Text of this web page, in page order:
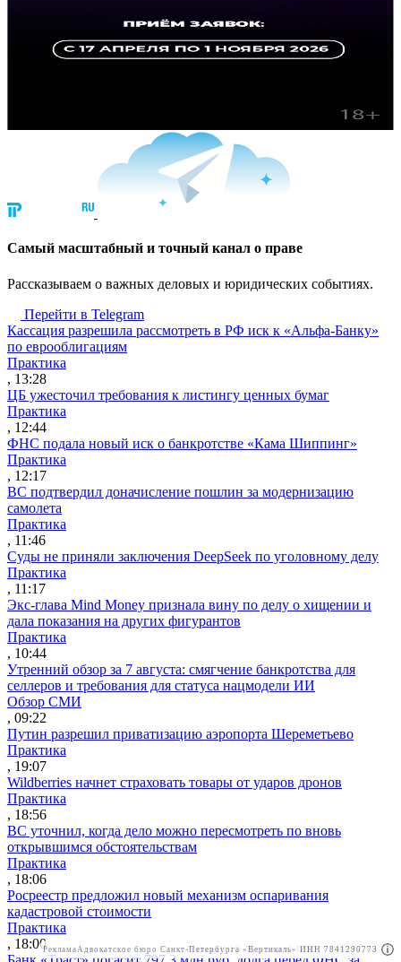
РекламаООО "Право.ру" ИНН: 7704835288
Cамый масштабный и точный канал о праве
Рассказываем о важных деловых и юридических событиях.
Перейти в Telegram
Кассация разрешила рассмотреть в РФ иск к «Альфа-Банку»
по еврооблигациям
Практика
, 13:28
ЦБ ужесточил требования к листингу ценных бумаг
Практика
, 12:44
ФНС подала новый иск о банкротстве «Кама Шиппинг»
Практика
, 12:17
ВС подтвердил доначисление пошлин за модернизацию
самолета
Практика
, 11:46
Суды не приняли заключения DeepSeek по уголовному делу
Практика
, 11:17
Экс-глава Mind Money признала вину по делу о хищении и
дала показания на других фигурантов
Практика
, 10:44
Утренний обзор за 7 августа: смягчение банкротства для
селлеров и требования для статуса нацмодели ИИ
Обзор СМИ
, 09:22
Путин разрешил приватизацию аэропорта Шереметьево
Практика
, 19:07
Wildberries начнет страховать товары от ударов дронов
Практика
, 18:56
ВС уточнил, когда дело можно пересмотреть по вновь
открывшимся обстоятельствам
Практика
, 18:06
Росреестр предложил новый механизм оспаривания
кадастровой стоимости
Практика
, 18:00Реклама Адвокатское бюро Санкт-Петербурга «Вертикаль» ИНН 7841290773